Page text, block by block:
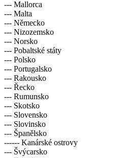
--- Mallorca
--- Malta
--- Německo
--- Nizozemsko
--- Norsko
--- Pobaltské státy
--- Polsko
--- Portugalsko
--- Rakousko
--- Řecko
--- Rumunsko
--- Skotsko
--- Slovensko
--- Slovinsko
--- Španělsko
------ Kanárské ostrovy
--- Švýcarsko